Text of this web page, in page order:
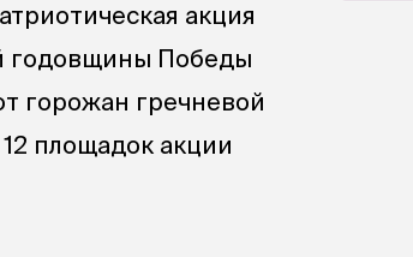
акция
годовщины Победы
горожан гречневой
площадок акции